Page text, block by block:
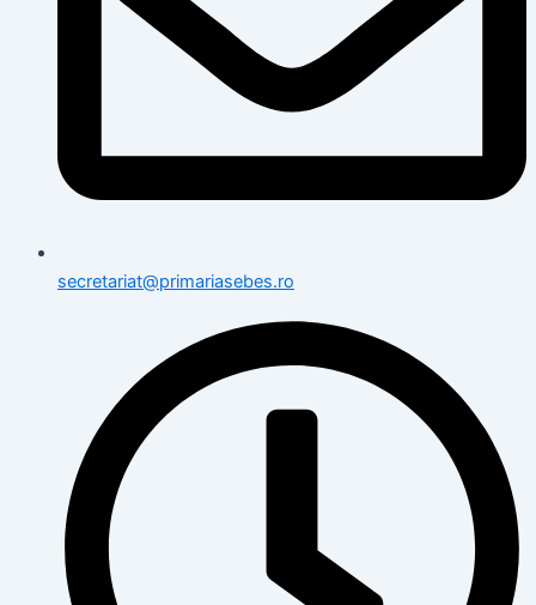
secretariat@primariasebes.ro